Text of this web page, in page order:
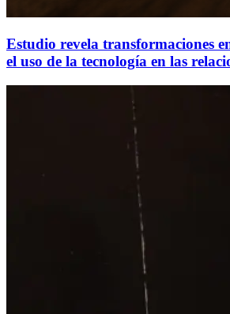
Estudio revela transformaciones
el uso de la tecnología en las